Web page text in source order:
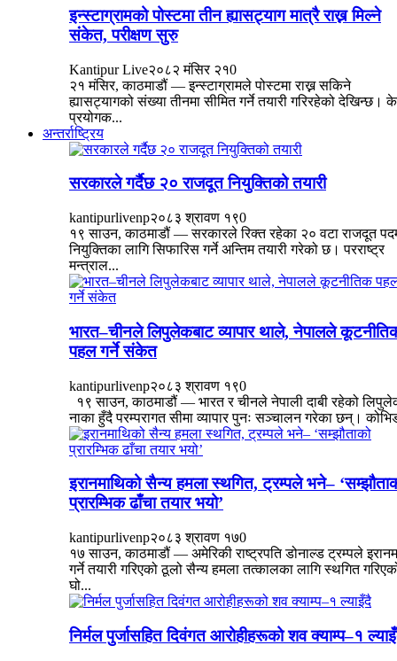
इन्स्टाग्रामको पोस्टमा तीन ह्यासट्याग मात्रै राख्न मिल्ने
संकेत, परीक्षण सुरु
Kantipur Live२०८२ मंसिर २१0
२१ मंसिर, काठमाडौं — इन्स्टाग्रामले पोस्टमा राख्न सकिने
ह्यासट्यागको संख्या तीनमा सीमित गर्ने तयारी गरिरहेको देखिन्छ।
प्रयोगक...
अन्तर्राष्ट्रिय
सरकारले गर्दैछ २० राजदूत नियुक्तिको तयारी
kantipurlivenp२०८३ श्रावण १९0
१९ साउन, काठमाडौं — सरकारले रिक्त रहेका २० वटा राजदूत
नियुक्तिका लागि सिफारिस गर्ने अन्तिम तयारी गरेको छ। परराष्ट्र
मन्त्राल...
भारत–चीनले लिपुलेकबाट व्यापार थाले, नेपालले
पहल गर्ने संकेत
kantipurlivenp२०८३ श्रावण १९0
१९ साउन, काठमाडौं — भारत र चीनले नेपाली दाबी रहेको
नाका हुँदै परम्परागत सीमा व्यापार पुनः सञ्चालन गरेका छन्।
इरानमाथिको सैन्य हमला स्थगित, ट्रम्पले भने–
प्रारम्भिक ढाँचा तयार भयो’
kantipurlivenp२०८३ श्रावण १७0
१७ साउन, काठमाडौं — अमेरिकी राष्ट्रपति डोनाल्ड ट्रम्पले
गर्ने तयारी गरिएको ठूलो सैन्य हमला तत्कालका लागि स्थगित
घो...
निर्मल पुर्जासहित दिवंगत आरोहीहरूको शव क्याम्प–१